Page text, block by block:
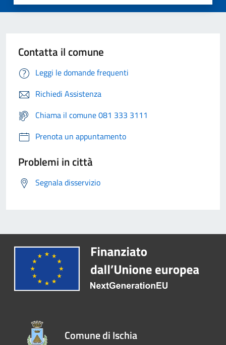
Contatta il comune
Leggi le domande frequenti
Richiedi Assistenza
Chiama il comune 081 333 3111
Prenota un appuntamento
Problemi in città
Segnala disservizio
Comune di Ischia